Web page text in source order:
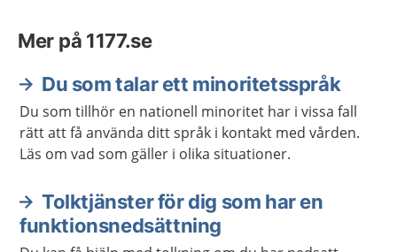
Mer på 1177.se
Du som talar ett minoritetsspråk
Du som tillhör en nationell minoritet har i vissa fall
rätt att få använda ditt språk i kontakt med vården.
Läs om vad som gäller i olika situationer.
Tolktjänster för dig som har en
funktionsnedsättning